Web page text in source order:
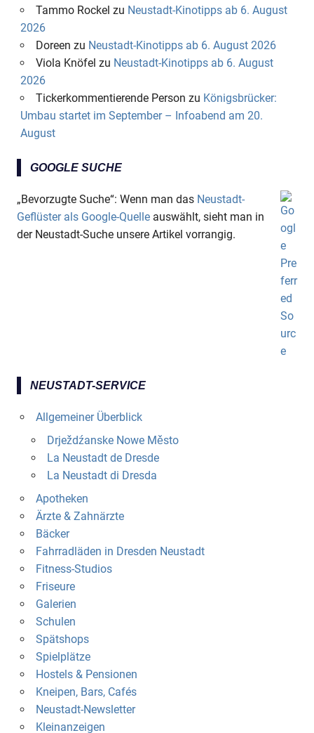
Tammo Rockel zu Neustadt-Kinotipps ab 6. August
2026
Doreen zu Neustadt-Kinotipps ab 6. August 2026
Viola Knöfel zu Neustadt-Kinotipps ab 6. August
2026
Tickerkommentierende Person zu Königsbrücker:
Umbau startet im September – Infoabend am 20.
August
GOOGLE SUCHE
„Bevorzugte Suche“: Wenn man das Neustadt-
Geflüster als Google-Quelle auswählt, sieht man in
der Neustadt-Suche unsere Artikel vorrangig.
NEUSTADT-SERVICE
Allgemeiner Überblick
Drježdźanske Nowe Město
La Neustadt de Dresde
La Neustadt di Dresda
Apotheken
Ärzte & Zahnärzte
Bäcker
Fahrradläden in Dresden Neustadt
Fitness-Studios
Friseure
Galerien
Schulen
Spätshops
Spielplätze
Hostels & Pensionen
Kneipen, Bars, Cafés
Neustadt-Newsletter
Kleinanzeigen